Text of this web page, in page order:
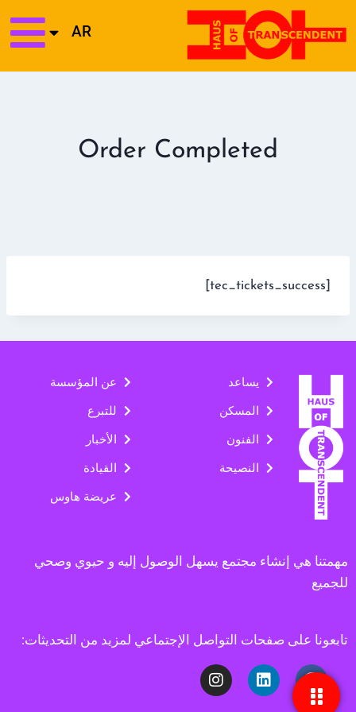
AR
Order Completed
يساعد
المسكن
الفنون
النصيحة
عن المؤسسة
للتبرع
الأخبار
القيادة
عريضة هاوس
مهمتنا هي إنشاء مجتمع يسهل الوصول إليه و حيوي وصحي
للجميع
تابعونا على صفحات التواصل الإجتماعي لمزيد من التحديثات: